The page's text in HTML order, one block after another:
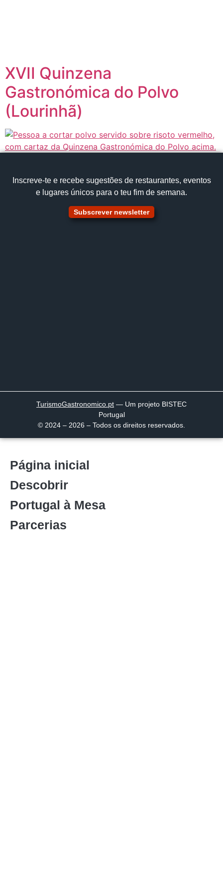
XVII Quinzena
Gastronómica do Polvo
(Lourinhã)
Inscreve‑te e recebe sugestões de restaurantes, eventos
e lugares únicos para o teu fim de semana.
Subscrever newsletter
TurismoGastronomico .pt — Um projeto BISTEC
Portugal
© 2024 – 2026 – Todos os direitos reservados.
Página inicial
Descobrir
Portugal à Mesa
Parcerias